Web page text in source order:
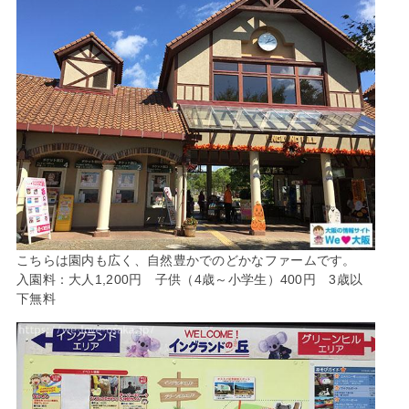
こちらは園内も広く、自然豊かでのどかなファームです。
入園料：大人1,200円 子供（4歳～小学生）400円 3歳以
下無料